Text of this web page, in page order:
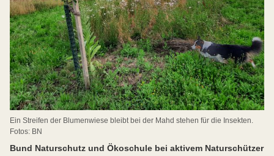
Ein Streifen der Blumenwiese bleibt bei der Mahd stehen für die Insekten.
Fotos: BN
Bund Naturschutz und Ökoschule bei aktivem Naturschützer